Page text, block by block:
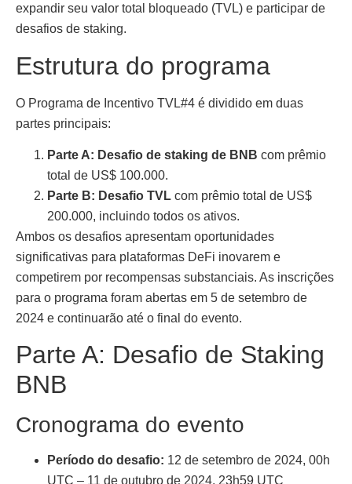
expandir seu valor total bloqueado (TVL) e participar de
desafios de staking.
Estrutura do programa
O Programa de Incentivo TVL#4 é dividido em duas
partes principais:
Parte A: Desafio de staking de BNB com prêmio
total de US$ 100.000.
Parte B: Desafio TVL com prêmio total de US$
200.000, incluindo todos os ativos.
Ambos os desafios apresentam oportunidades
significativas para plataformas DeFi inovarem e
competirem por recompensas substanciais. As inscrições
para o programa foram abertas em 5 de setembro de
2024 e continuarão até o final do evento.
Parte A: Desafio de Staking
BNB
Cronograma do evento
Período do desafio: 12 de setembro de 2024, 00h
UTC – 11 de outubro de 2024, 23h59 UTC